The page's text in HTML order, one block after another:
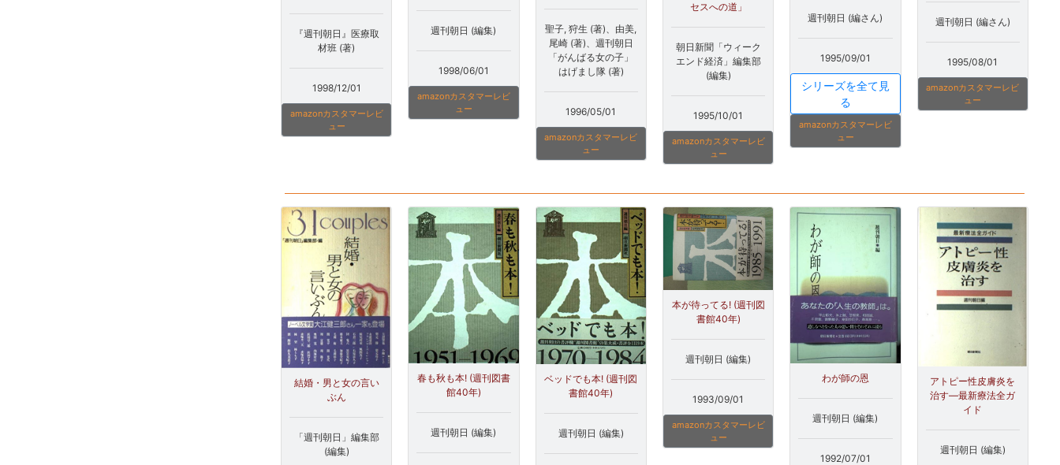
『週刊朝日』医療取
材班 (著)
1998/12/01
amazonカスタマーレビ
ュー
週刊朝日 (編集)
1998/06/01
amazonカスタマーレビ
ュー
聖子, 狩生 (著)、由美,
尾崎 (著)、週刊朝日
「がんばる女の子」
はげまし隊 (著)
1996/05/01
amazonカスタマーレビ
ュー
セスへの道」
朝日新聞「ウィーク
エンド経済」編集部
(編集)
1995/10/01
amazonカスタマーレビ
ュー
週刊朝日 (編さん)
1995/09/01
シリーズを全て見
る
amazonカスタマーレビ
ュー
週刊朝日 (編さん)
1995/08/01
amazonカスタマーレビ
ュー
結婚・男と女の言い
ぶん
「週刊朝日」編集部
(編集)
春も秋も本! (週刊図書
館40年)
週刊朝日 (編集)
ベッドでも本! (週刊図
書館40年)
週刊朝日 (編集)
本が待ってる! (週刊図
書館40年)
週刊朝日 (編集)
1993/09/01
amazonカスタマーレビ
ュー
わが師の恩
週刊朝日 (編集)
1992/07/01
アトピー性皮膚炎を
治す―最新療法全ガ
イド
週刊朝日 (編集)